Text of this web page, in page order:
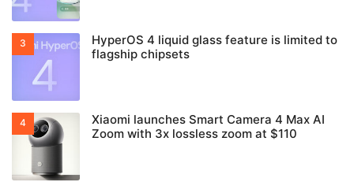
HyperOS 4 liquid glass feature is limited to
flagship chipsets
Xiaomi launches Smart Camera 4 Max AI
Zoom with 3x lossless zoom at $110